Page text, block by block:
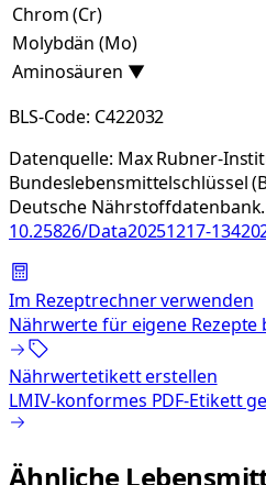
Chrom (Cr)
Molybdän (Mo)
Aminosäuren ▼
BLS-Code: C422032
Datenquelle: Max Rubner-
Bundeslebensmittelschlüssel
Deutsche
10.25826/Data20251217-
Im Rezeptrechner verwenden
Nährwerte für eigene Rezepte
Nährwertetikett erstellen
LMIV-konformes PDF-Etikett
Ähnliche